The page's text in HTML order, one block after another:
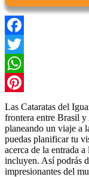
Facebook
Twitter
WhatsApp
Pinterest
Las Cataratas del
frontera entre Brasil y
planeando un viaje a
puedas planificar tu
acerca de la entrada
incluyen. Así podrás
impresionantes del